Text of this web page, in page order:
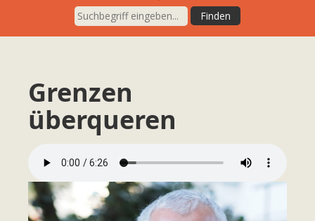
Grenzen
überqueren